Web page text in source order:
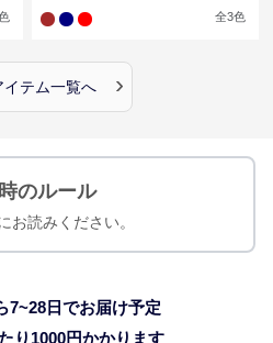
全3色
イテム一覧へ ›
のルール
お読みください。
7~28日でお届け予定
り 1000円かかります